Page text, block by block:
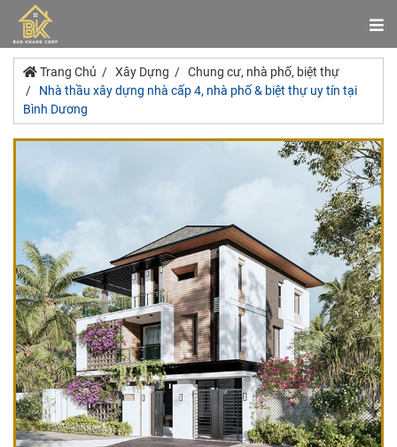
Trang Chủ Xây Dựng
Chung cư, nhà phố, biệt thự
Nhà thầu xây dựng nhà cấp 4, nhà phố & biệt thự uy tín tại
Bình Dương